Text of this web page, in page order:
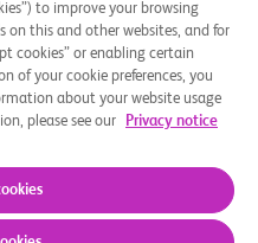
Phase 1b, open-label,
safety, tolerability, and
to improve your browsing
on this and other websites, and for
cookies” or enabling certain
of your cookie preferences, you
about your website usage
please see our
Privacy notice